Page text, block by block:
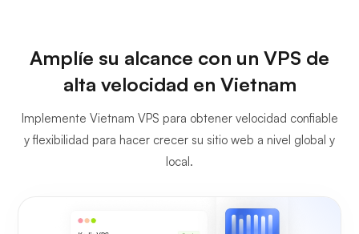
Amplíe su alcance con un VPS de
alta velocidad en Vietnam
Implemente Vietnam VPS para obtener velocidad confiable
y flexibilidad para hacer crecer su sitio web a nivel global y
local.